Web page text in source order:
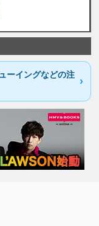
ーイングなどの注